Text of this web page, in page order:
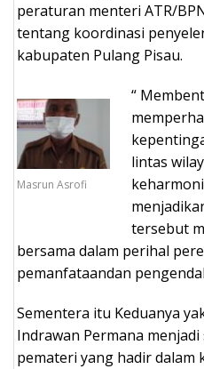
peraturan menteri ATR/
tentang koordinasi
kabupaten Pulang Pisau.
Masrun Asrofi
“
lintas
tersebut
bersama dalam perihal
pemanfataandan
Sementera itu Keduanya
Indrawan Permana
pemateri yang hadir dalam